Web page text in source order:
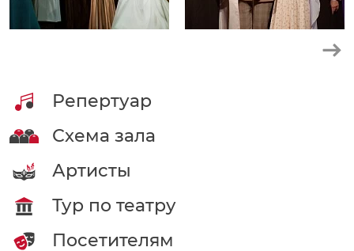
Репертуар
Схема зала
Артисты
Тур по театру
Посетителям